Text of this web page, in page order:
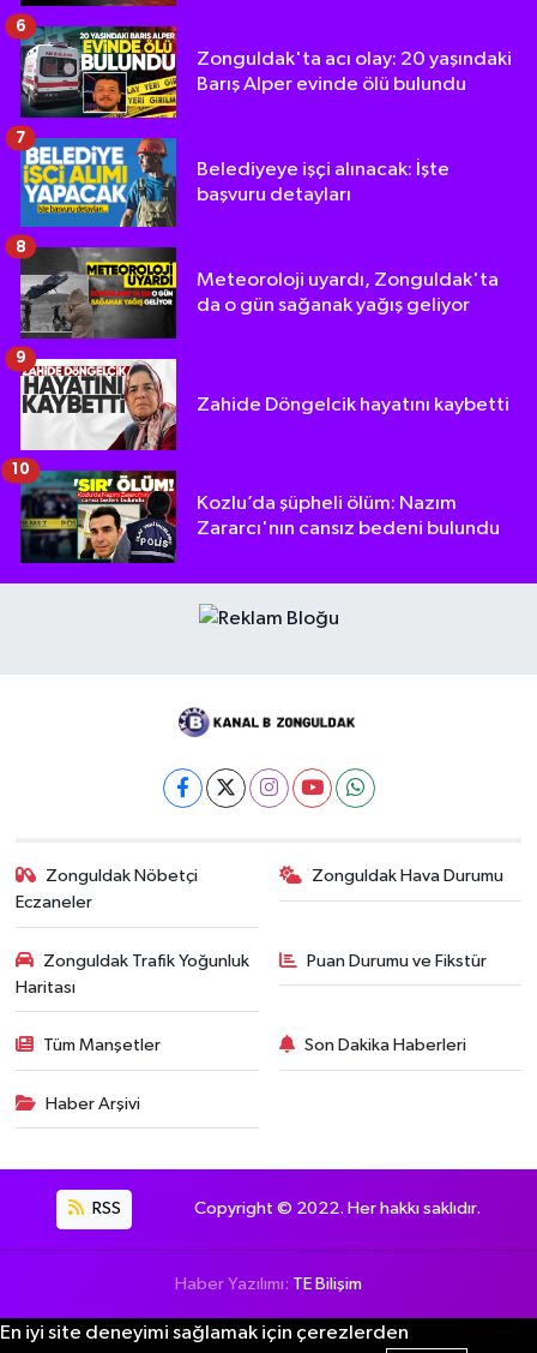
Zonguldak'ta acı olay: 20 yaşındaki
Barış Alper evinde ölü bulundu
6
Belediyeye işçi alınacak: İşte
başvuru detayları
7
Meteoroloji uyardı, Zonguldak'ta
da o gün sağanak yağış geliyor
8
Zahide Döngelcik hayatını kaybetti
9
Kozlu’da şüpheli ölüm: Nazım
Zararcı'nın cansız bedeni bulundu
10
Zonguldak Nöbetçi
Eczaneler
Zonguldak Hava Durumu
Zonguldak Trafik Yoğunluk
Haritası
Puan Durumu ve Fikstür
Tüm Manşetler Son Dakika Haberleri
Haber Arşivi
RSS Copyright © 2022. Her hakkı saklıdır.
Haber Yazılımı: TE Bilişim
En iyi site deneyimi sağlamak için çerezlerden